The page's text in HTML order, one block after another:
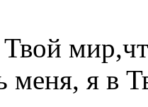
я в